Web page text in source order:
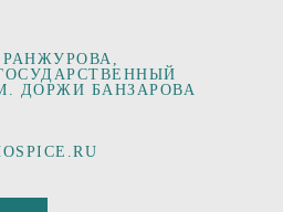
ДОРЖИ БАНЗАРОВА